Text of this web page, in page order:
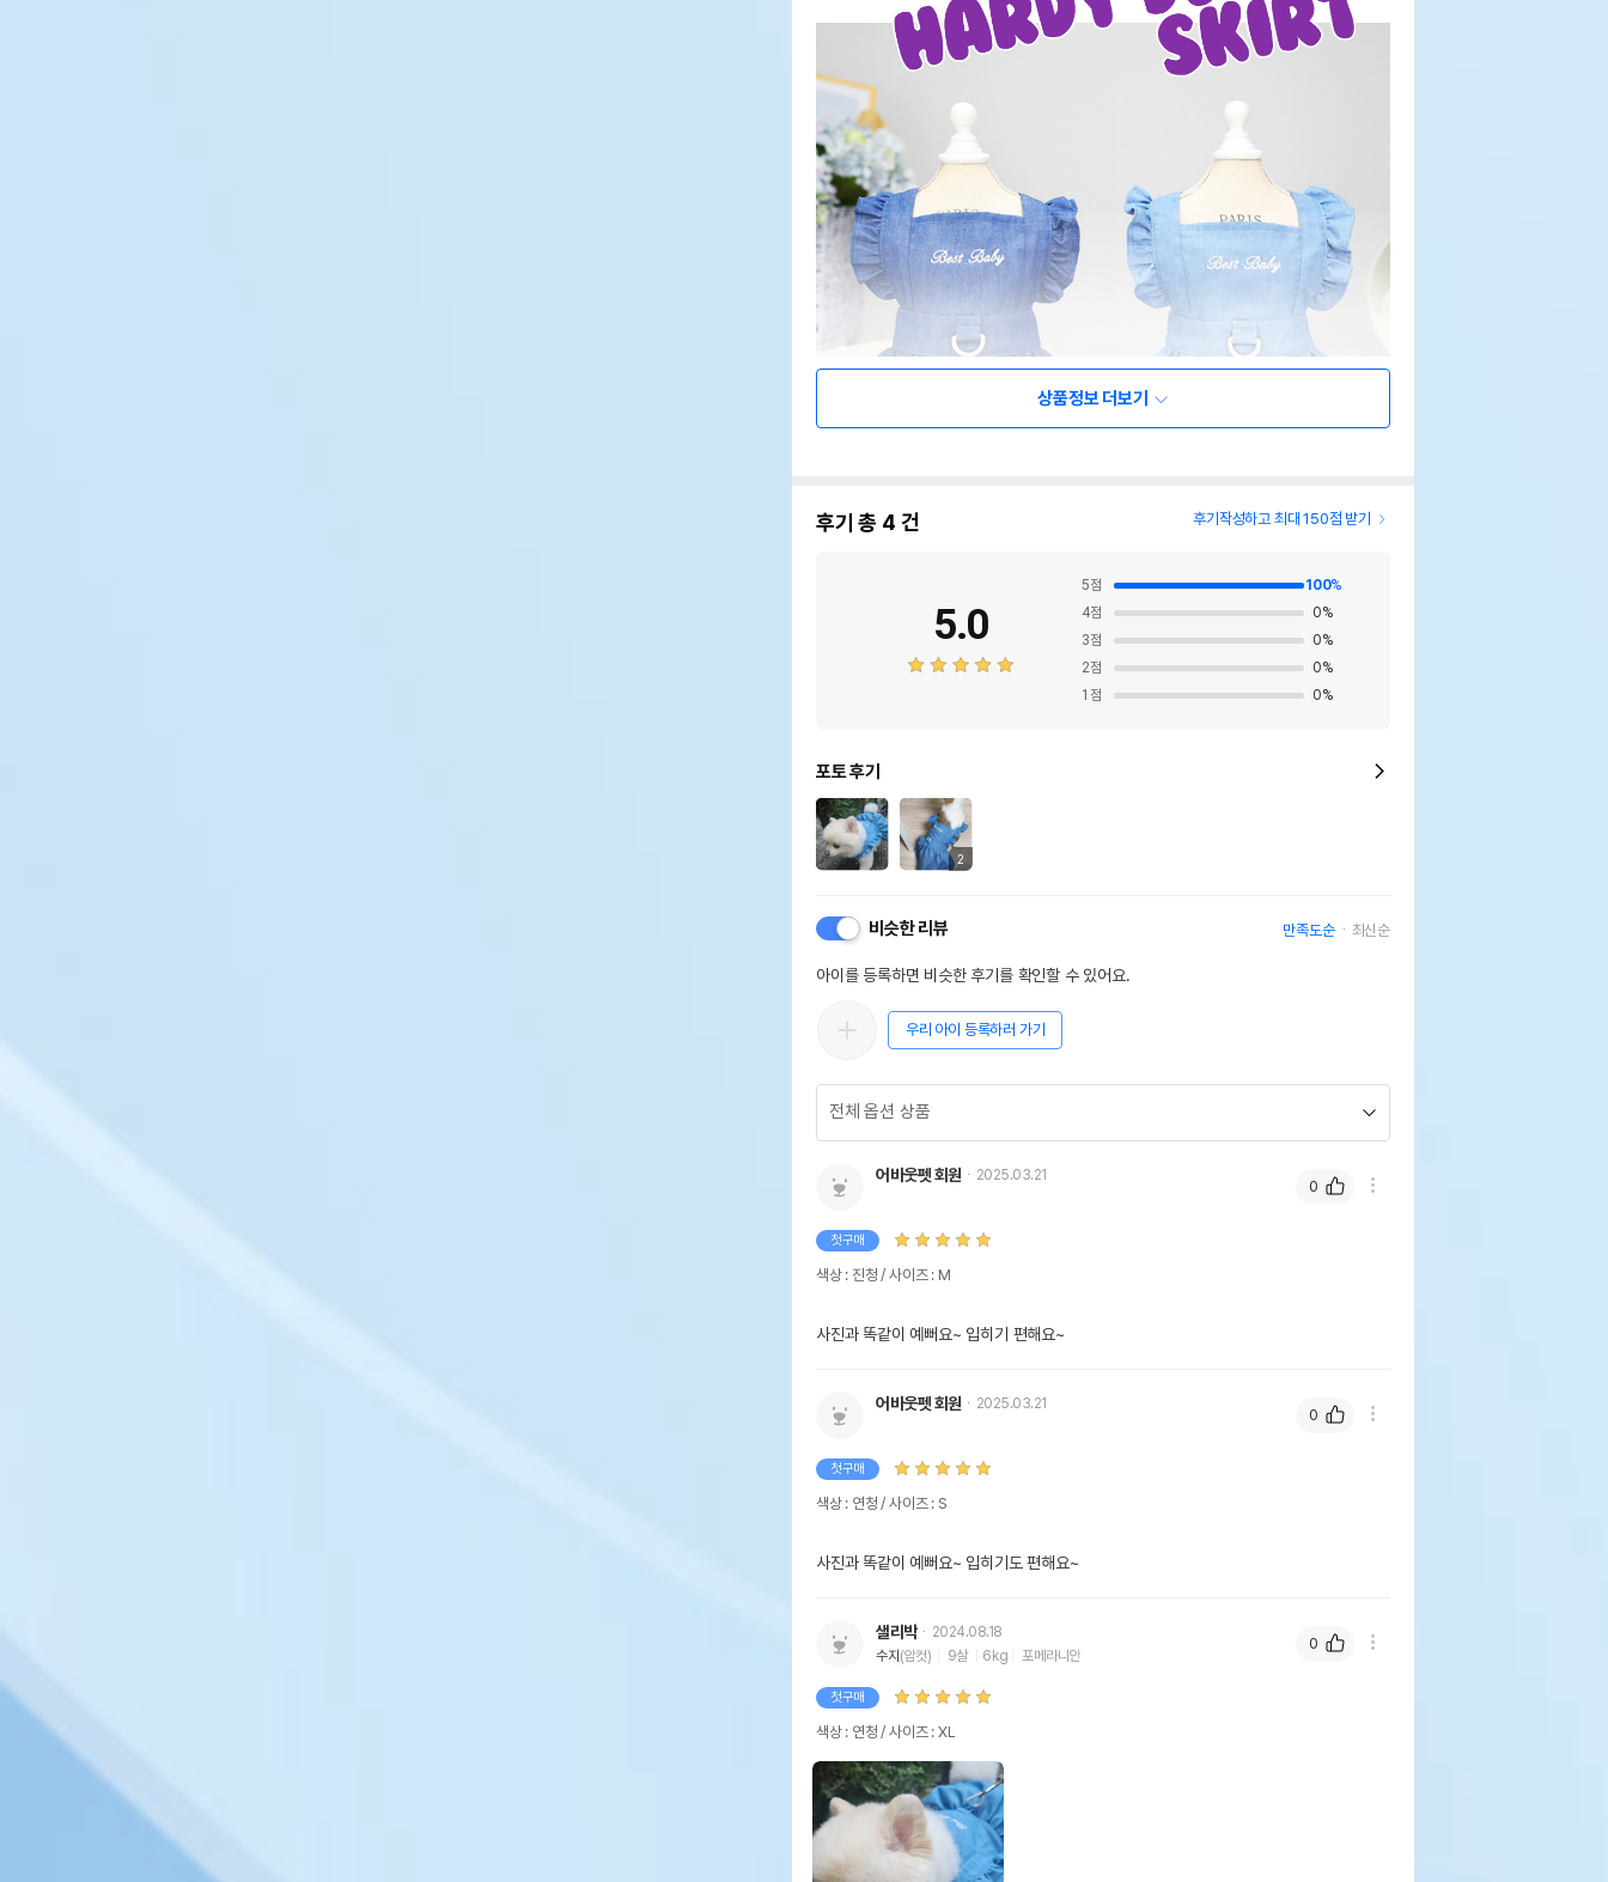
상품정보 더보기
후기 총 4 건 후기작성하고 최대 150점 받기
5.0
5점 100%
4점 0%
3점 0%
2점 0%
1 점 0%
포토 후기
2
비슷한 리뷰 만족도순 최신순
아이를 등록하면 비슷한 후기를 확인할 수 있어요.
우리 아이 등록하러 가기
어바웃펫 회원 2025.03.21
첫구매
색상 : 진청 / 사이즈 : M
사진과 똑같이 예뻐요~ 입히기 편해요~
0
어바웃펫 회원 2025.03.21
첫구매
색상 : 연청 / 사이즈 : S
사진과 똑같이 예뻐요~ 입히기도 편해요~
0
샐리박
2024.08.18
수지(암컷) 9살 6kg 포메라니안
첫구매
색상 : 연청 / 사이즈 : XL
0